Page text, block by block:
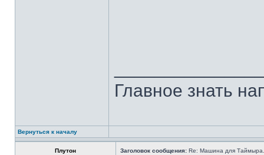
Главное знать
Вернуться к началу
Плутон Заголовок сообщения: Re: Машина для Таймыра.